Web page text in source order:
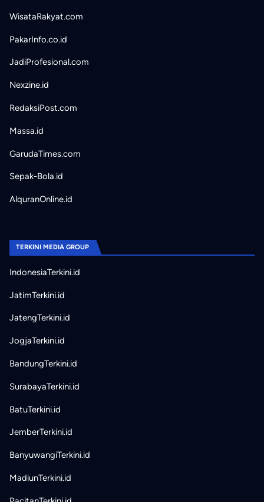
WisataRakyat.com
PakarInfo.co.id
JadiProfesional.com
Nexzine.id
RedaksiPost.com
Massa.id
GarudaTimes.com
Sepak-Bola.id
AlquranOnline.id
TERKINI MEDIA GROUP
IndonesiaTerkini.id
JatimTerkini.id
JatengTerkini.id
JogjaTerkini.id
BandungTerkini.id
SurabayaTerkini.id
BatuTerkini.id
JemberTerkini.id
BanyuwangiTerkini.id
MadiunTerkini.id